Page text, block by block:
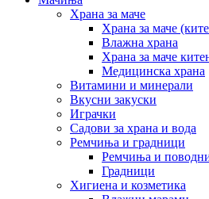
Храна за маче
Храна за маче
Влажна храна
Храна за маче
Медицинска храна
Витамини и минерали
Вкусни закуски
Играчки
Садови за храна и вода
Ремчиња и градници
Ремчиња и
Градници
Хигиена и козметика